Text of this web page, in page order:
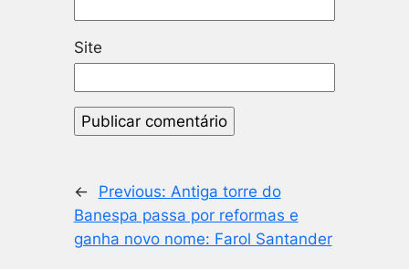
Site
← Previous: Antiga torre do
Banespa passa por reformas e
ganha novo nome: Farol Santander